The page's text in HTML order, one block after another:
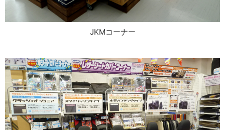
JKMコーナー